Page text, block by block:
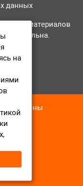
данных
материалов
защищены
на